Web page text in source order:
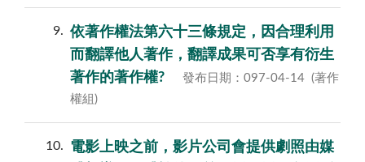
9
依著作權法第六十三條規定，因合理利用
而翻譯他人著作，翻譯成果可否享有衍生
著作的著作權?
發布日期：097-04-14 (著作
權組)
10
電影上映之前，影片公司會提供劇照由媒